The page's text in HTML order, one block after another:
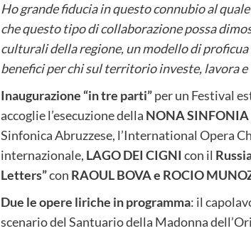
Ho grande fiducia in questo connubio al
che questo tipo di collaborazione possa
culturali della regione, un modello di
benefici per chi sul territorio investe, lavora e
Inaugurazione “in tre parti”per un Festival
accoglie l’esecuzione della NONA SINFONIA
Sinfonica Abruzzese, l’International Opera
internazionale, LAGO DEI CIGNI con il
Letters”con RAOUL BOVA e ROCIO
Due le opere liriche in programma: il
scenario del Santuario della Madonna